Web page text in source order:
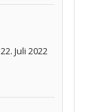
22. Juli 2022